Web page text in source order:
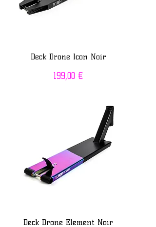
Deck Drone Icon Noir
Prix
199,00 €
Deck Drone Element Noir